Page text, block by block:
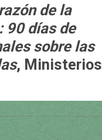
de la
90 días de
sobre las
, Ministerios